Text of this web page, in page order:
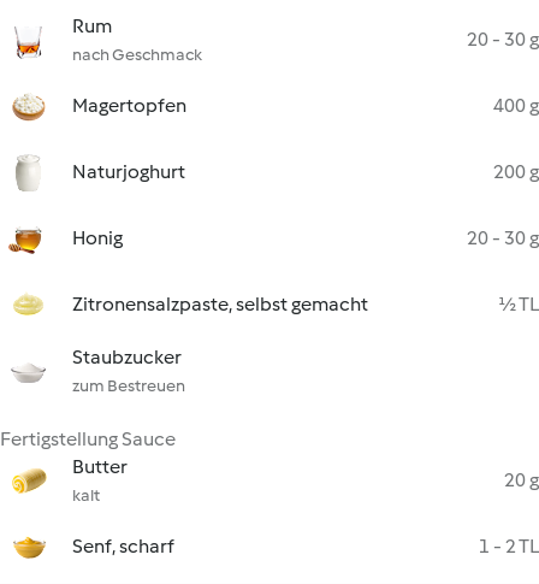
Rum
nach Geschmack
20 - 30 g
Magertopfen 400 g
Naturjoghurt 200 g
Honig 20 - 30 g
Zitronensalzpaste, selbst gemacht ½ TL
Staubzucker
zum Bestreuen
Fertigstellung Sauce
Butter
kalt
20 g
Senf, scharf 1 - 2 TL